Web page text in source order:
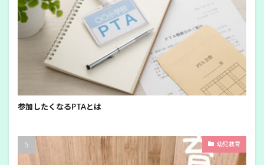
参加したくなるPTAとは
幼児教育